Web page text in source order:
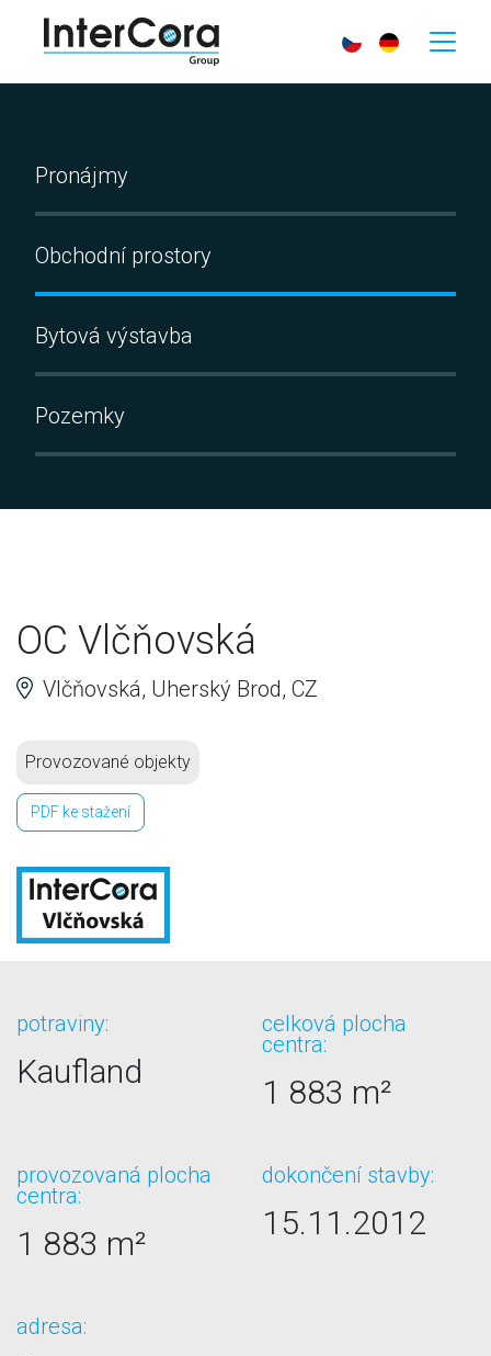
Pronájmy
Obchodní prostory
Bytová výstavba
Pozemky
OC Vlčňovská
Vlčňovská, Uherský Brod, CZ
Provozované objekty
PDF ke stažení
potraviny:
Kaufland
celková plocha
centra:
1 883 m²
provozovaná plocha
centra:
1 883 m²
dokončení stavby:
15.11.2012
adresa: